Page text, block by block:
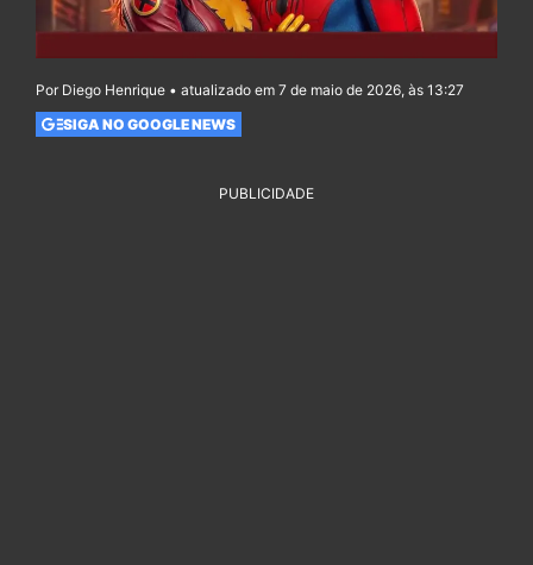
Por Diego Henrique • atualizado em 7 de maio de 2026, às 13:27
SIGA NO GOOGLE NEWS
PUBLICIDADE